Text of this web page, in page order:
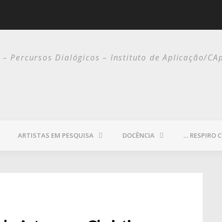
Percursos Dialógicos – Instituto de Aplicação/
ARTISTAS EM PESQUISA DOCÊNCIA … RESPIRO